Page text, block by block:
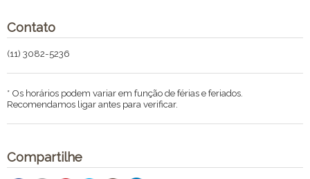
Contato
(11) 3082-5236
* Os horários podem variar em função de férias e feriados.
Recomendamos ligar antes para verificar.
Compartilhe